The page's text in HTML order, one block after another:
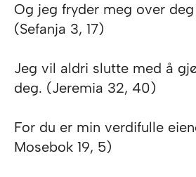
Og jeg fryder meg over
(Sefanja 3, 17)
Jeg vil aldri slutte med å
deg. (Jeremia 32, 40)
For du er min verdifulle
Mosebok 19, 5)